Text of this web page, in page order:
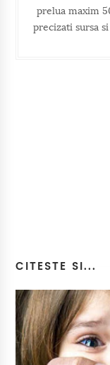
prelua maxim
precizati sursa
CITESTE SI...